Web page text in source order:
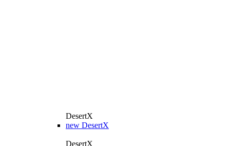
DesertX
new DesertX
DesertX